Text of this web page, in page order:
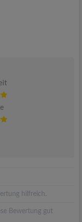
hilfreich.
Bewertung gut